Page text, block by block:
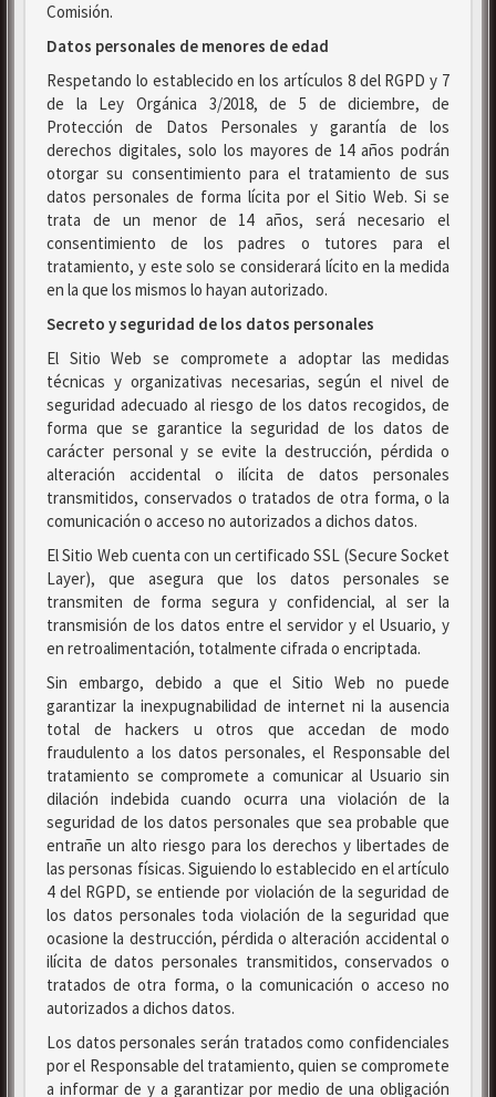
Comisión.
Datos personales de menores de edad
Respetando lo establecido en los artículos 8 del RGPD y 7
de la Ley Orgánica 3/2018, de 5 de diciembre, de
Protección de Datos Personales y garantía de los
derechos digitales, solo los mayores de 14 años podrán
otorgar su consentimiento para el tratamiento de sus
datos personales de forma lícita por el Sitio Web. Si se
trata de un menor de 14 años, será necesario el
consentimiento de los padres o tutores para el
tratamiento, y este solo se considerará lícito en la medida
en la que los mismos lo hayan autorizado.
Secreto y seguridad de los datos personales
El Sitio Web se compromete a adoptar las medidas
técnicas y organizativas necesarias, según el nivel de
seguridad adecuado al riesgo de los datos recogidos, de
forma que se garantice la seguridad de los datos de
carácter personal y se evite la destrucción, pérdida o
alteración accidental o ilícita de datos personales
transmitidos, conservados o tratados de otra forma, o la
comunicación o acceso no autorizados a dichos datos.
El Sitio Web cuenta con un certificado SSL (Secure Socket
Layer), que asegura que los datos personales se
transmiten de forma segura y confidencial, al ser la
transmisión de los datos entre el servidor y el Usuario, y
en retroalimentación, totalmente cifrada o encriptada.
Sin embargo, debido a que el Sitio Web no puede
garantizar la inexpugnabilidad de internet ni la ausencia
total de hackers u otros que accedan de modo
fraudulento a los datos personales, el Responsable del
tratamiento se compromete a comunicar al Usuario sin
dilación indebida cuando ocurra una violación de la
seguridad de los datos personales que sea probable que
entrañe un alto riesgo para los derechos y libertades de
las personas físicas. Siguiendo lo establecido en el artículo
4 del RGPD, se entiende por violación de la seguridad de
los datos personales toda violación de la seguridad que
ocasione la destrucción, pérdida o alteración accidental o
ilícita de datos personales transmitidos, conservados o
tratados de otra forma, o la comunicación o acceso no
autorizados a dichos datos.
Los datos personales serán tratados como confidenciales
por el Responsable del tratamiento, quien se compromete
a informar de y a garantizar por medio de una obligación